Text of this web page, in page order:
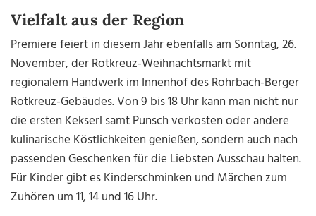
Vielfalt aus der Region
Premiere feiert in diesem Jahr ebenfalls am Sonntag, 26.
November, der Rotkreuz-Weihnachtsmarkt mit
regionalem Handwerk im Innenhof des Rohrbach-Berger
Rotkreuz-Gebäudes. Von 9 bis 18 Uhr kann man nicht nur
die ersten Kekserl samt Punsch verkosten oder andere
kulinarische Köstlichkeiten genießen, sondern auch nach
passenden Geschenken für die Liebsten Ausschau halten.
Für Kinder gibt es Kinderschminken und Märchen zum
Zuhören um 11, 14 und 16 Uhr.